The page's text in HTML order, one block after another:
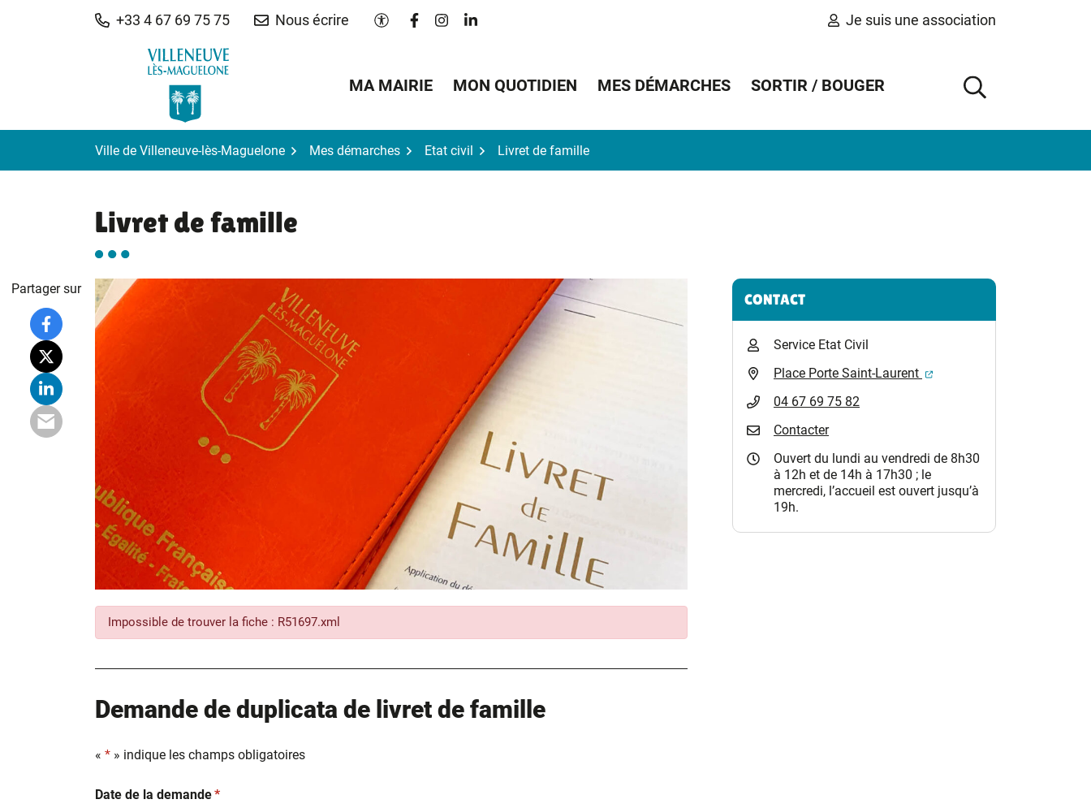
+33 4 67 69 75 75 Nous écrire Paramètres d'accessibilité
Lien vers le compte Facebook
Lien vers le compte Instagram
Lien vers le compte Linkedin Je suis une association
MA MAIRIE MON QUOTIDIEN MES DÉMARCHES SORTIR / BOUGER
AFFICHER
Ville de Villeneuve-lès-Maguelone Mes démarches Etat civil Livret de famille
Livret de famille
Impossible de trouver la fiche : R51697.xml
Demande de duplicata de livret de famille
« * » indique les champs obligatoires
Date de la demande(obligatoire)
*
Partager sur Informations complémentaires
CONTACT
Service Etat Civil
Place Porte Saint-Laurent
(ouverture dans un nouvel
04 67 69 75 82
Contacter
Ouvert du lundi au vendredi de 8h30
à 12h et de 14h à 17h30 ; le
mercredi, l’accueil est ouvert jusqu’à
19h.